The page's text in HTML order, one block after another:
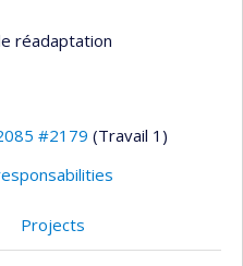
réadaptation
#2179 (Travail 1)
Projects